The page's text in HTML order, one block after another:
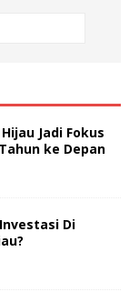
Jadi Fokus
ke Depan
Di